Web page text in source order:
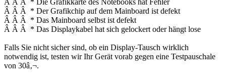
Â Â Â * Die Grafikkarte des Notebooks hat Fehler
Â Â Â * Der Grafikchip auf dem Mainboard ist defekt
Â Â Â * Das Mainboard selbst ist defekt
Â Â Â * Das Displaykabel hat sich gelockert oder hängt lose
Falls Sie nicht sicher sind, ob ein Display-Tausch wirklich
notwendig ist, testen wir Ihr Gerät vorab gegen eine Testpauschale
von 30â‚¬.